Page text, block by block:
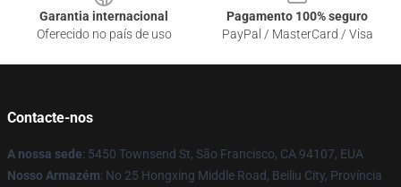
Garantia internacional
Oferecido no país de uso
Pagamento 100% seguro
PayPal / MasterCard / Visa
Contacte-nos
A nossa sede: 5450 Townsend St, São Francisco, CA 94107, EUA
Nosso Armazém: No 25 Hongxing Middle Road, Beiliu City, Província